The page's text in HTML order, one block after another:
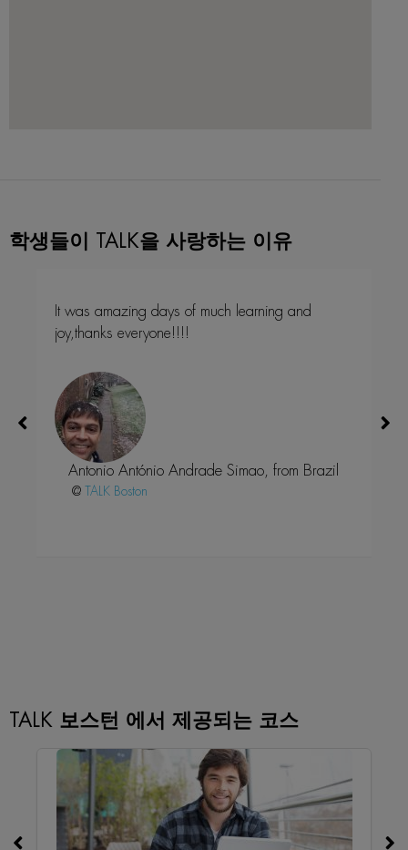
학생들이 TALK을 사랑하는 이유
It was a wonderful experience!!!
Nero Cesar De Moraes, from Brazil
@ Boston
TALK 보스턴 에서 제공되는 코스